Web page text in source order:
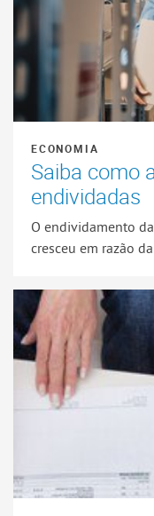
ECONOMIA
Saiba como
endividadas
O endividamento
cresceu em razão